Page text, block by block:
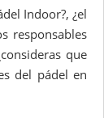
Indoor?, ¿el
responsables
que
del pádel en